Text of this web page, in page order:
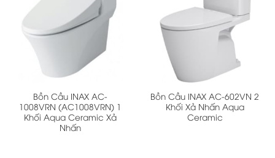
Bồn Cầu INAX AC-
1008VRN (AC1008VRN) 1
Khối Aqua Ceramic Xả
Nhấn
Bồn Cầu INAX AC-602VN 2
Khối Xả Nhấn Aqua
Ceramic